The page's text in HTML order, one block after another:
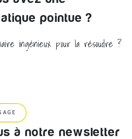
pointue ?
ingénieux pour la résoudre ?
à notre newsletter